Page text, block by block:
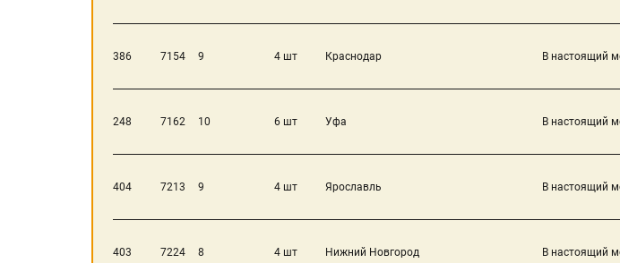
386 7154 9 4 шт Краснодар В настоящий
248 7162 10 6 шт Уфа В настоящий
404 7213 9 4 шт Ярославль В настоящий
403 7224 8 4 шт Нижний Новгород В настоящий